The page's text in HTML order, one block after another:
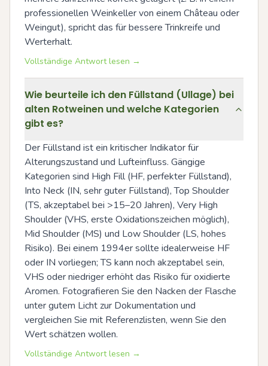
professionellen Weinkeller von einem Château oder
Weingut), spricht das für bessere Trinkreife und
Werterhalt.
Vollständige Antwort lesen →
Wie beurteile ich den Füllstand (Ullage) bei
alten Rotweinen und welche Kategorien
gibt es?
Der Füllstand ist ein kritischer Indikator für
Alterungszustand und Lufteinfluss. Gängige
Kategorien sind High Fill (HF, perfekter Füllstand),
Into Neck (IN, sehr guter Füllstand), Top Shoulder
(TS, akzeptabel bei >15–20 Jahren), Very High
Shoulder (VHS, erste Oxidationszeichen möglich),
Mid Shoulder (MS) und Low Shoulder (LS, hohes
Risiko). Bei einem 1994er sollte idealerweise HF
oder IN vorliegen; TS kann noch akzeptabel sein,
VHS oder niedriger erhöht das Risiko für oxidierte
Aromen. Fotografieren Sie den Nacken der Flasche
unter gutem Licht zur Dokumentation und
vergleichen Sie mit Referenzlisten, wenn Sie den
Wert schätzen wollen.
Vollständige Antwort lesen →